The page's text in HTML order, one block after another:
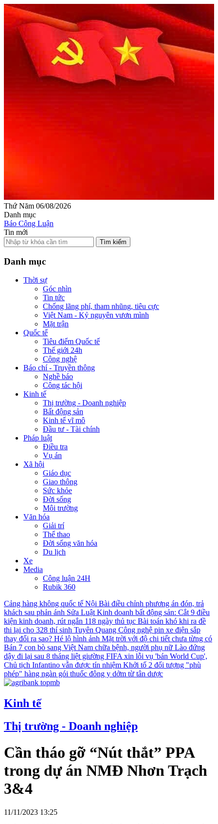
Thứ Năm 06/08/2026
Danh mục
Báo Công Luận
Tin mới
Tìm kiếm
Danh mục
Thời sự
Góc nhìn
Tin tức
Chống lãng phí, tham nhũng, tiêu cực
Việt Nam - Kỷ nguyên vươn mình
Mặt trận
Quốc tế
Tiêu điểm Quốc tế
Thế giới 24h
Công nghệ
Báo chí - Truyền thông
Nghề báo
Công tác hội
Kinh tế
Thị trường - Doanh nghiệp
Bất động sản
Kinh tế vĩ mô
Đầu tư - Tài chính
Pháp luật
Điều tra
Vụ án
Xã hội
Giáo dục
Giao thông
Sức khỏe
Đời sống
Môi trường
Văn hóa
Giải trí
Thể thao
Đời sống văn hóa
Du lịch
Xe
Media
Công luận 24H
Rubik 360
Cảng hàng không quốc tế Nội Bài điều chỉnh phương án đón, trả
khách sau phản ánh Sửa Luật Kinh doanh bất động sản: Cắt 9 điều
kiện kinh doanh, rút ngắn 118 ngày thủ tục Bài toán khó khi ra đề
thi lại cho 328 thí sinh Tuyên Quang Công nghệ pin xe điện sắp
thay đổi ra sao? Hé lộ hình ảnh Mặt trời với độ chi tiết chưa từng có
Bán 7 con bò sang Việt Nam chữa bệnh, người phụ nữ Lào đứng
dậy đi lại sau 8 tháng liệt giường FIFA xin lỗi vụ 'bán World Cup',
Chủ tịch Infantino vẫn được tín nhiệm Khởi tố 2 đối tượng "phù
phép" hàng ngàn gói thuốc đông y dởm từ tân dược
Kinh tế
Thị trường - Doanh nghiệp
Cần tháo gỡ “Nút thắt” PPA
trong dự án NMĐ Nhơn Trạch
3&4
11/11/2023 13:25